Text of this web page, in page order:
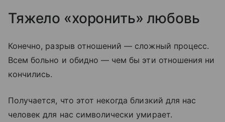
Тяжело «хоронить» любовь
Конечно, разрыв отношений — сложный процесс.
Всем больно и обидно — чем бы эти отношения ни
кончились.
Получается, что этот некогда близкий для нас
человек для нас символически умирает.